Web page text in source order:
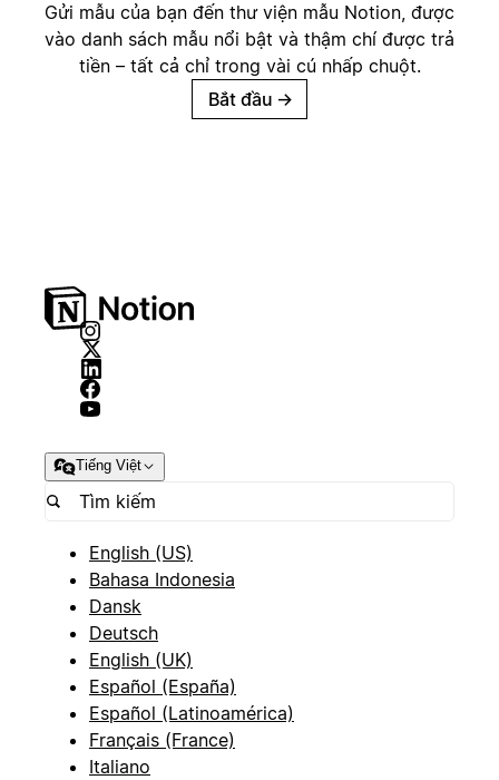
Gửi mẫu của bạn đến thư viện mẫu Notion, được
vào danh sách mẫu nổi bật và thậm chí được trả
tiền – tất cả chỉ trong vài cú nhấp chuột.
Bắt đầu →
Tiếng Việt
English (US)
Bahasa Indonesia
Dansk
Deutsch
English (UK)
Español (España)
Español (Latinoamérica)
Français (France)
Italiano